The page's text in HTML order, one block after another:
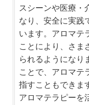
スシーンや医療・
なり、安全に実践
います。アロマテ
ことにより、さま
られるようになり
ことで、アロマテ
指すこともできま
アロマテラピーを